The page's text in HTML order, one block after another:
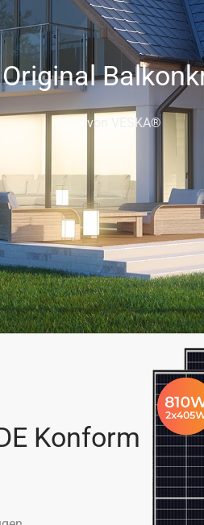
von VESKA®
Konform